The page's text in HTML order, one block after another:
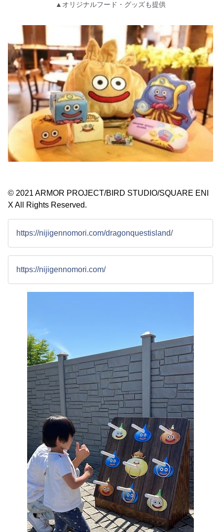
▲オリジナルフード・グッズも提供
© 2021 ARMOR PROJECT/BIRD STUDIO/SQUARE ENI
X All Rights Reserved.
https://nijigennomori.com/dragonquestisland/
https://nijigennomori.com/